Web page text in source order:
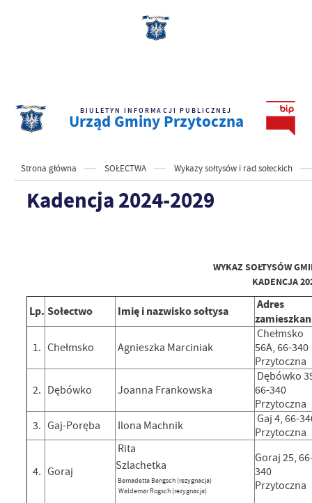
BIULETYN INFORMACJI PUBLICZNEJ
Urząd Gminy Przytoczna
Strona główna SOŁECTWA Wykazy sołtysów i rad sołeckich
Kadencja 2024-2029
WYKAZ SOŁTYSÓW
KADENCJA
Lp. Sołectwo Imię i nazwisko sołtysa
Adres
1. Chełmsko Agnieszka Marciniak
Chełmsko
56A, 66-340
Przytoczna
2. Dębówko Joanna Frankowska
Dębówko
66-340
Przytoczna
3. Gaj-Poręba Ilona Machnik
Gaj 4, 66-
Przytoczna
4. Goraj
Rita
Szlachetka
Bernadetta Bengsch (rezygnacja)
Waldemar Rogsch (rezygnacja)
Goraj 25,
340
Przytoczna